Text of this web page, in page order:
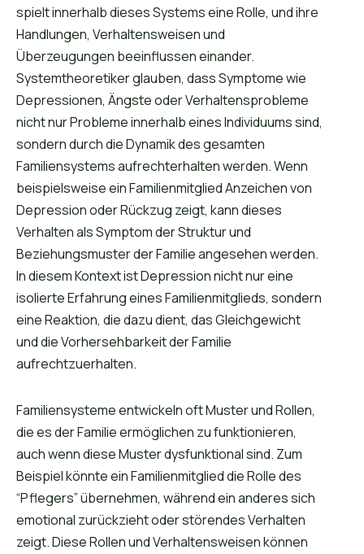
spielt innerhalb dieses Systems eine Rolle, und ihre
Handlungen, Verhaltensweisen und
Überzeugungen beeinflussen einander.
Systemtheoretiker glauben, dass Symptome wie
Depressionen, Ängste oder Verhaltensprobleme
nicht nur Probleme innerhalb eines Individuums sind,
sondern durch die Dynamik des gesamten
Familiensystems aufrechterhalten werden. Wenn
beispielsweise ein Familienmitglied Anzeichen von
Depression oder Rückzug zeigt, kann dieses
Verhalten als Symptom der Struktur und
Beziehungsmuster der Familie angesehen werden.
In diesem Kontext ist Depression nicht nur eine
isolierte Erfahrung eines Familienmitglieds, sondern
eine Reaktion, die dazu dient, das Gleichgewicht
und die Vorhersehbarkeit der Familie
aufrechtzuerhalten.
Familiensysteme entwickeln oft Muster und Rollen,
die es der Familie ermöglichen zu funktionieren,
auch wenn diese Muster dysfunktional sind. Zum
Beispiel könnte ein Familienmitglied die Rolle des
“Pflegers” übernehmen, während ein anderes sich
emotional zurückzieht oder störendes Verhalten
zeigt. Diese Rollen und Verhaltensweisen können